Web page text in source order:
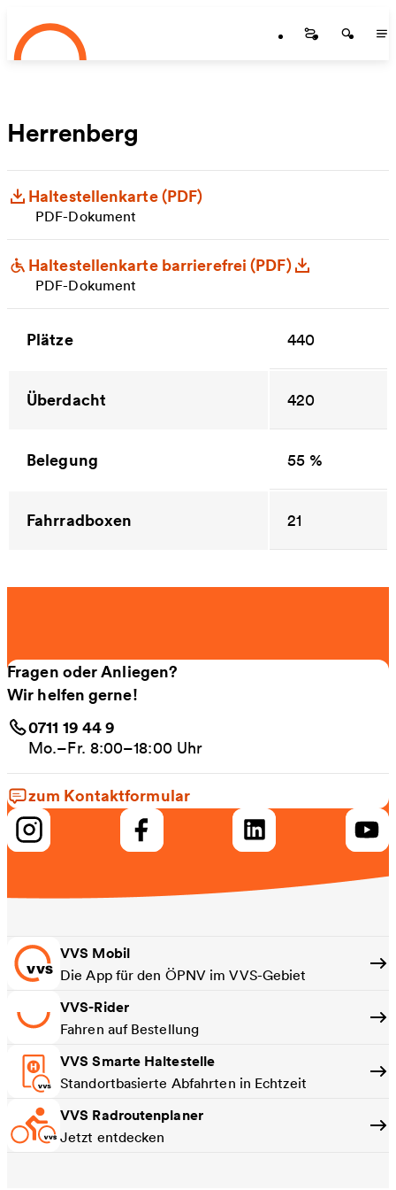
Zum Hauptinhalt springen
Startseite
Herrenberg
Haltestellenkarte (PDF)
PDF-Dokument
Haltestellenkarte barrierefrei (PDF)
PDF-Dokument
Plätze 440
Überdacht 420
Belegung 55 %
Fahrradboxen 21
Fragen oder Anliegen?
Wir helfen gerne!
0711 19 44 9
Mo.–Fr. 8:00–18:00 Uhr
zum Kontaktformular
VVS Mobil
Die App für den ÖPNV im VVS-Gebiet
VVS-Rider
Fahren auf Bestellung
VVS Smarte Haltestelle
Standortbasierte Abfahrten in Echtzeit
VVS Radroutenplaner
Jetzt entdecken